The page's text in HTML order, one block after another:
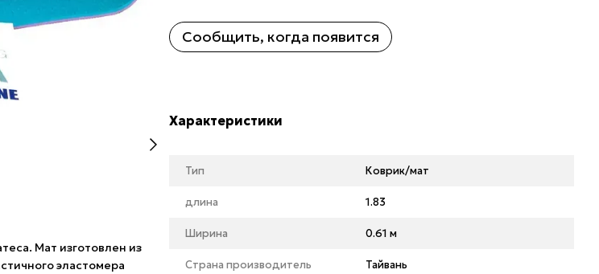
Мат изготовлен из
эластомера
Сообщить, когда появится
Характеристики
Тип Коврик/мат
длина 1.83
Ширина 0.61 м
Страна производитель Тайвань